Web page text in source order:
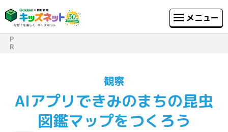
メニュー
P
R
観察
AIアプリできみのまちの昆虫
図鑑マップをつくろう